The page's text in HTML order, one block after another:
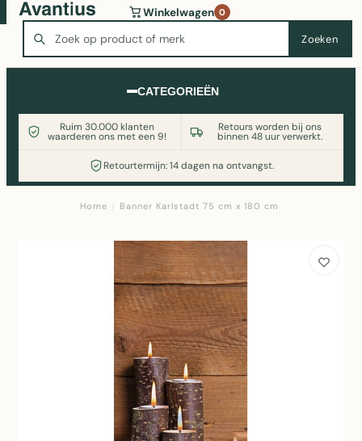
Zoeken
Winkelwagen 0
CATEGORIEËN
Ruim 30.000 klanten
waarderen ons met een 9!
Retours worden bij ons
binnen 48 uur verwerkt.
Retourtermijn: 14 dagen na ontvangst.
Wasmachine of koelkast nodig? Vergelijk alle prijzen op
Witgoedaanbod.nl
Home / Banner Karlstadt 75 cm x 180 cm